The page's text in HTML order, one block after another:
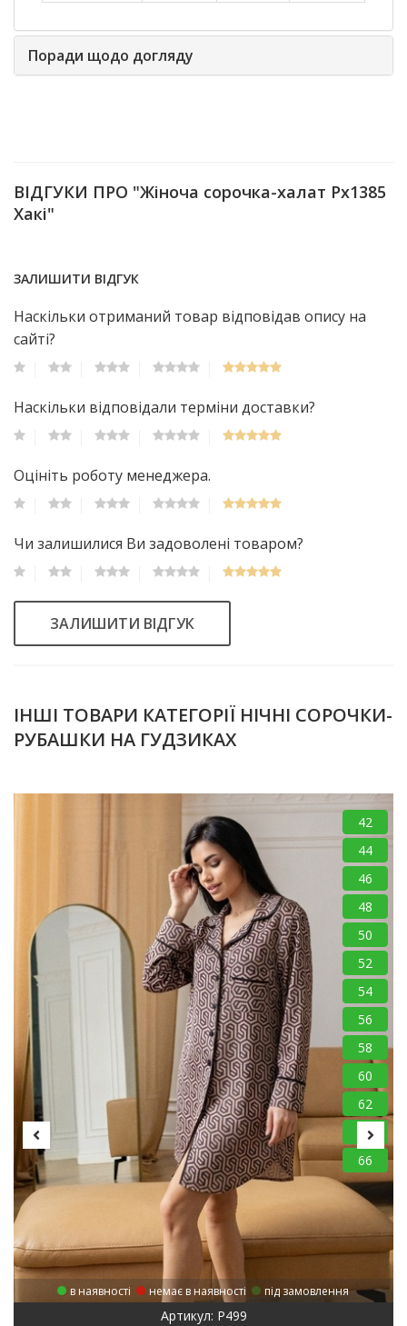
Поради щодо догляду
ВІДГУКИ ПРО "Жіноча сорочка-халат Рх1385
Хакі"
ЗАЛИШИТИ ВІДГУК
Наскільки отриманий товар відповідав опису на
сайті?
Наскільки відповідали терміни доставки?
Оцініть роботу менеджера.
Чи залишилися Ви задоволені товаром?
ЗАЛИШИТИ ВІДГУК
ІНШІ ТОВАРИ КАТЕГОРІЇ НІЧНІ СОРОЧКИ-
РУБАШКИ НА ГУДЗИКАХ
42
44
46
48
50
52
54
56
58
60
62
64
66
в наявності немає в наявності під замовлення
Артикул: Р499